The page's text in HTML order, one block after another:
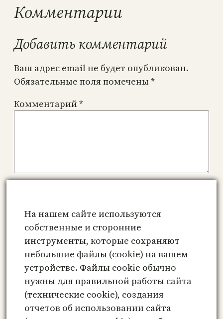
Комментарии
Добавить комментарий
Ваш адрес email не будет опубликован.
Обязательные поля помечены *
Комментарий *
Email*
Сайт
Сохранить моё имя, email и адрес сайта
в этом браузере для последующих моих
На нашем сайте используются
собственные и сторонние
инструменты, которые сохраняют
небольшие файлы (cookie) на вашем
устройстве. Файлы cookie обычно
нужны для правильной работы сайта
(технические cookie), создания
отчетов об использовании сайта